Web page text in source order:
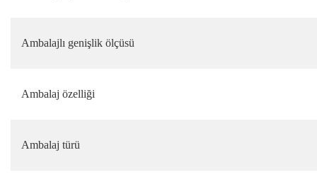
Ambalajlı genişlik ölçüsü
Ambalaj özelliği
Ambalaj türü